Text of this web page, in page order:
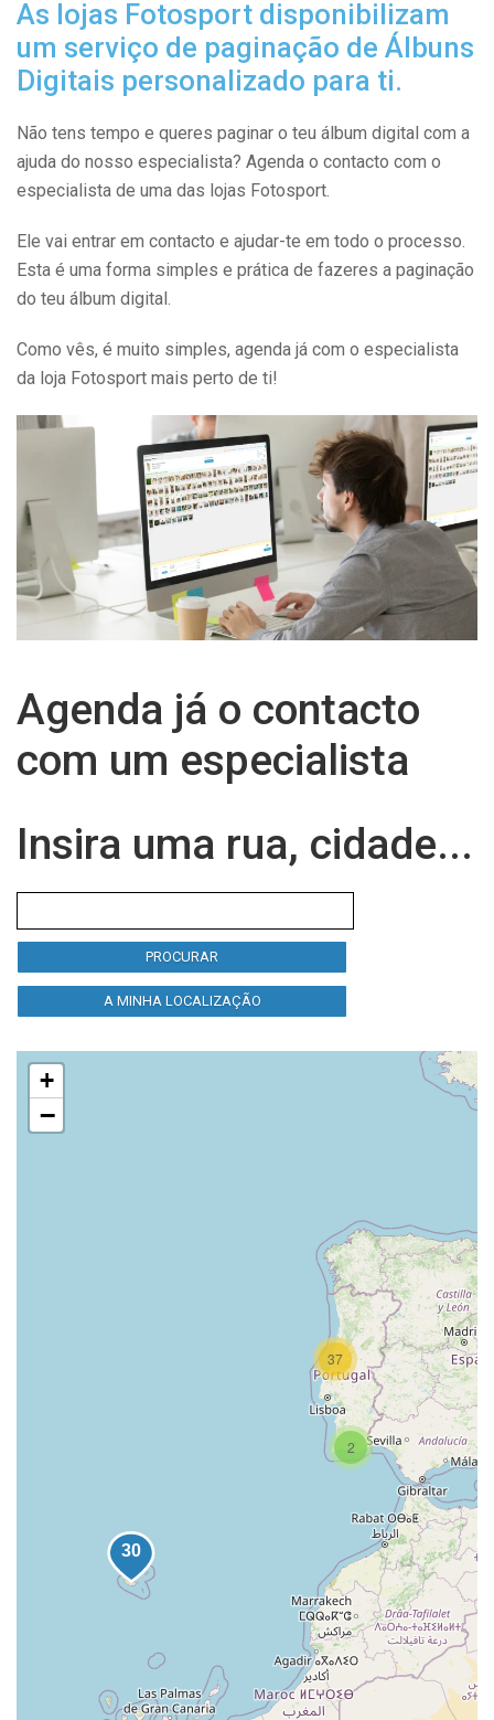
As lojas Fotosport disponibilizam
um serviço de paginação de Álbuns
Digitais personalizado para ti.
Não tens tempo e queres paginar o teu álbum digital com a
ajuda do nosso especialista? Agenda o contacto com o
especialista de uma das lojas Fotosport.
Ele vai entrar em contacto e ajudar-te em todo o processo.
Esta é uma forma simples e prática de fazeres a paginação
do teu álbum digital.
Como vês, é muito simples, agenda já com o especialista
da loja Fotosport mais perto de ti!
Agenda já o contacto
com um especialista
Insira uma rua, cidade...
A MINHA LOCALIZAÇÃO
2
37
+
−